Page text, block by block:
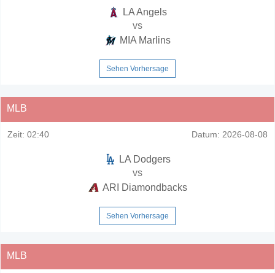
LA Angels
vs
MIA Marlins
Sehen Vorhersage
MLB
Zeit: 02:40 Datum: 2026-08-08
LA Dodgers
vs
ARI Diamondbacks
Sehen Vorhersage
MLB